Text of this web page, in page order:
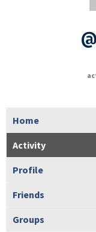
Home
Activity
Profile
Friends
Groups